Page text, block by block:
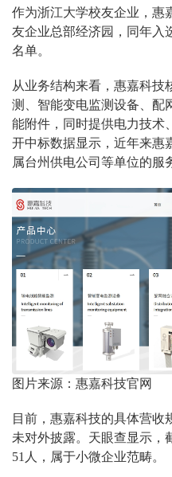
作为浙江大学校友企业，惠
友企业总部经济园，同年入
名单。
从业务结构来看，惠嘉科技
测、智能变电监测设备、配
能附件，同时提供电力技术
开中标数据显示，近年来惠
属台州供电公司等单位的服
图片来源：惠嘉科技官网
目前，惠嘉科技的具体营收
未对外披露。天眼查显示，
51人，属于小微企业范畴。